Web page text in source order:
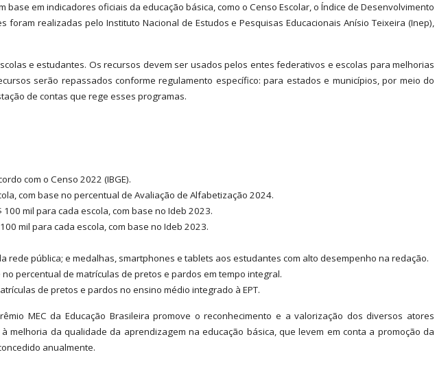
em indicadores oficiais da educação básica, como o Censo Escolar, o Índice de Desenvolvimento
foram realizadas pelo Instituto Nacional de Estudos e Pesquisas Educacionais Anísio Teixeira (Inep),
e estudantes. Os recursos devem ser usados pelos entes federativos e escolas para melhorias
serão repassados conforme regulamento específico: para estados e municípios, por meio do
de contas que rege esses programas.
com o Censo 2022 (IBGE).
com base no percentual de Avaliação de Alfabetização 2024.
mil para cada escola, com base no Ideb 2023.
mil para cada escola, com base no Ideb 2023.
rede pública; e medalhas, smartphones e tablets aos estudantes com alto desempenho na redação.
percentual de matrículas de pretos e pardos em tempo integral.
de pretos e pardos no ensino médio integrado à EPT.
MEC da Educação Brasileira promove o reconhecimento e a valorização dos diversos atores
da qualidade da aprendizagem na educação básica, que levem em conta a promoção da
anualmente.